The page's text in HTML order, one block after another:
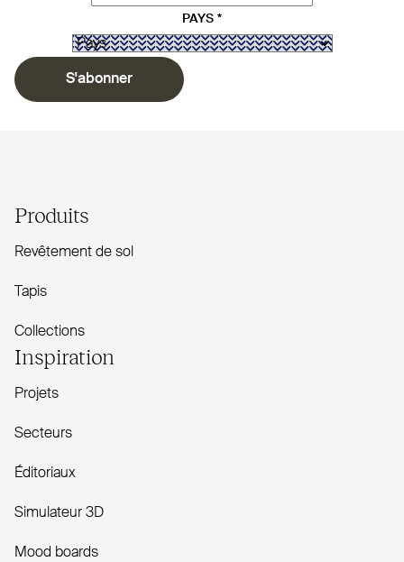
PAYS *
S'abonner
Produits
Revêtement de sol
Tapis
Collections
Inspiration
Projets
Secteurs
Éditoriaux
Simulateur 3D
Mood boards